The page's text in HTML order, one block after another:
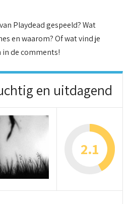
Playdead gespeeld? Wat
en waarom? Of wat vind je
in de comments!
en uitdagend
2.1